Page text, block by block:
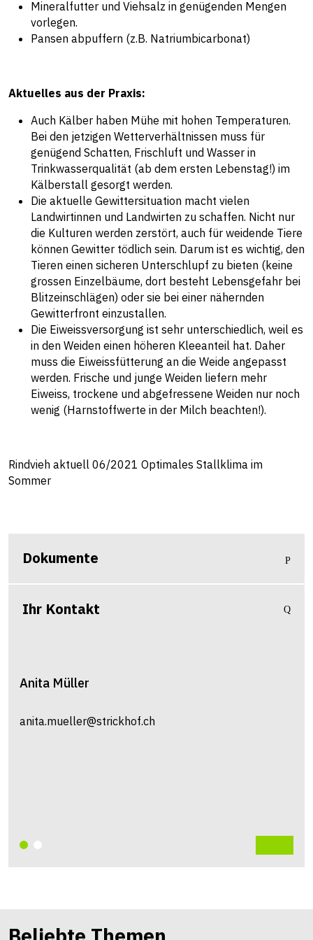
Mineralfutter und Viehsalz in genügenden Mengen
vorlegen.
Pansen abpuffern (z.B. Natriumbicarbonat)
Aktuelles aus der Praxis:
Auch Kälber haben Mühe mit hohen Temperaturen.
Bei den jetzigen Wetterverhältnissen muss für
genügend Schatten, Frischluft und Wasser in
Trinkwasserqualität (ab dem ersten Lebenstag!) im
Kälberstall gesorgt werden.
Die aktuelle Gewittersituation macht vielen
Landwirtinnen und Landwirten zu schaffen. Nicht nur
die Kulturen werden zerstört, auch für weidende Tiere
können Gewitter tödlich sein. Darum ist es wichtig, den
Tieren einen sicheren Unterschlupf zu bieten (keine
grossen Einzelbäume, dort besteht Lebensgefahr bei
Blitzeinschlägen) oder sie bei einer nähernden
Gewitterfront einzustallen.
Die Eiweissversorgung ist sehr unterschiedlich, weil es
in den Weiden einen höheren Kleeanteil hat. Daher
muss die Eiweissfütterung an die Weide angepasst
werden. Frische und junge Weiden liefern mehr
Eiweiss, trockene und abgefressene Weiden nur noch
wenig (Harnstoffwerte in der Milch beachten!).
Rindvieh aktuell 06/2021 Optimales Stallklima im
Sommer
Dokumente
Ihr Kontakt
Anita Müller
anita.mueller@strickhof.ch